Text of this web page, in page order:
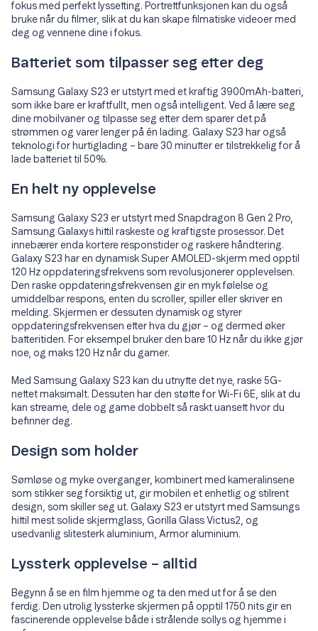
fokus med perfekt lyssetting. Portrettfunksjonen kan du også
bruke når du filmer, slik at du kan skape filmatiske videoer med
deg og vennene dine i fokus.
Batteriet som tilpasser seg etter deg
Samsung Galaxy S23 er utstyrt med et kraftig 3900mAh-batteri,
som ikke bare er kraftfullt, men også intelligent. Ved å lære seg
dine mobilvaner og tilpasse seg etter dem sparer det på
strømmen og varer lenger på én lading. Galaxy S23 har også
teknologi for hurtiglading – bare 30 minutter er tilstrekkelig for å
lade batteriet til 50%.
En helt ny opplevelse
Samsung Galaxy S23 er utstyrt med Snapdragon 8 Gen 2 Pro,
Samsung Galaxys hittil raskeste og kraftigste prosessor. Det
innebærer enda kortere responstider og raskere håndtering.
Galaxy S23 har en dynamisk Super AMOLED-skjerm med opptil
120 Hz oppdateringsfrekvens som revolusjonerer opplevelsen.
Den raske oppdateringsfrekvensen gir en myk følelse og
umiddelbar respons, enten du scroller, spiller eller skriver en
melding. Skjermen er dessuten dynamisk og styrer
oppdateringsfrekvensen etter hva du gjør – og dermed øker
batteritiden. For eksempel bruker den bare 10 Hz når du ikke gjør
noe, og maks 120 Hz når du gamer.
Med Samsung Galaxy S23 kan du utnytte det nye, raske 5G-
nettet maksimalt. Dessuten har den støtte for Wi-Fi 6E, slik at du
kan streame, dele og game dobbelt så raskt uansett hvor du
befinner deg.
Design som holder
Sømløse og myke overganger, kombinert med kameralinsene
som stikker seg forsiktig ut, gir mobilen et enhetlig og stilrent
design, som skiller seg ut. Galaxy S23 er utstyrt med Samsungs
hittil mest solide skjermglass, Gorilla Glass Victus2, og
usedvanlig slitesterk aluminium, Armor aluminium.
Lyssterk opplevelse – alltid
Begynn å se en film hjemme og ta den med ut for å se den
ferdig. Den utrolig lyssterke skjermen på opptil 1750 nits gir en
fascinerende opplevelse både i strålende sollys og hjemme i